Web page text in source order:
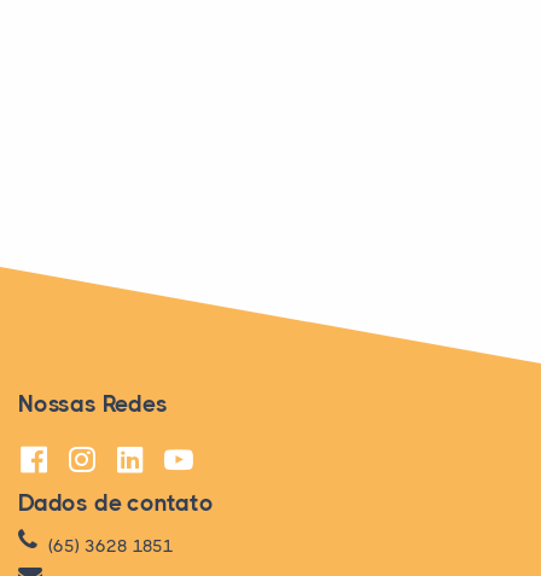
Nossas Redes
Dados de contato
(65) 3628 1851